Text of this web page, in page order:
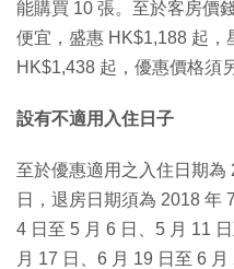
能購買 10 張。至於客房價
便宜，盛惠 HK$1,188 起，
HK$1,438 起，優惠價格須
設有不適用入住日子
至於優惠適用之入住日期為
日，退房日期須為 2018 年
4 日至 5 月 6 日、5 月 11
月 17 日、6 月 19 日至 6